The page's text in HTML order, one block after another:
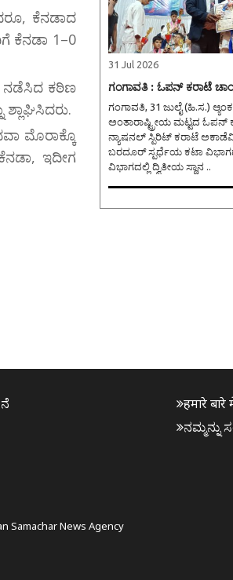
ಕೆನಡಾದ
ಕೆನಡಾ 1–0
ನಡೆಸಿದ ಕಠಿಣ
ಮೊರಾಕ್ಕೊ
ಇದೀಗ
31 Jul 2026
ಗಂಗಾವತಿ : ಓಪನ್ ಕರಾಟೆ
ಗಂಗಾವತಿ, 31 ಜುಲೈ (ಹಿ.ಸ.) ಆ್ಯಂಕರ್: ಗಂಗಾವತಿಯಲ್ಲಿ ನಡೆದ 2ನೇ
ಅಂತಾರಾಷ್ಟ್ರೀಯ ಮಟ್ಟದ ಓಪನ್
ನ್ಯಾಷನಲ್ ಸ್ಪಿರಿಟ್ ಕರಾಟೆ
ಬರದೂರ್ ಸ್ಪರ್ಧೆಯ ಕಟಾ
ವಿಭಾಗದಲ್ಲಿ ದ್ವಿತೀಯ ಸ್ಥಾನ ..
हमारे बारे
ನಮ್ಮನ್ನು
Samachar News Agency